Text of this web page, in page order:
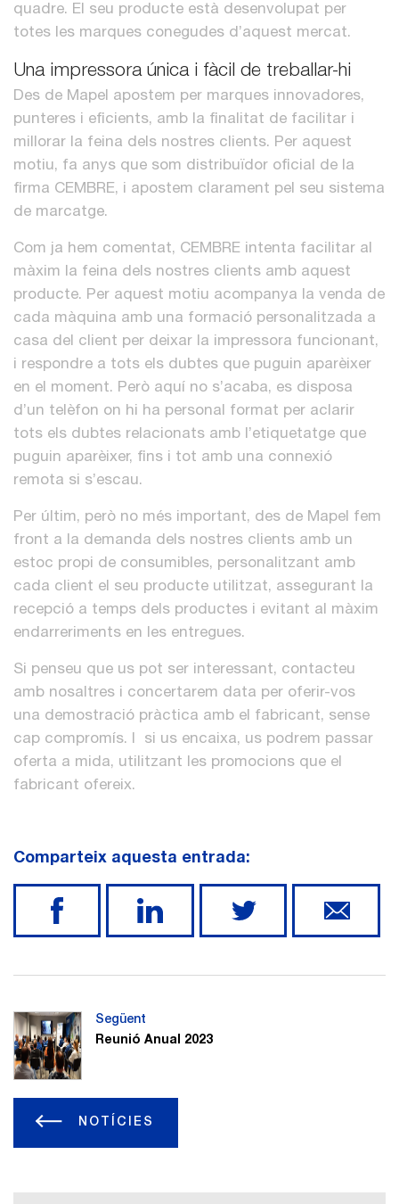
quadre. El seu producte està desenvolupat per
totes les marques conegudes d’aquest mercat.
Una impressora única i fàcil de treballar-hi
Des de Mapel apostem per marques innovadores,
punteres i eficients, amb la finalitat de facilitar i
millorar la feina dels nostres clients. Per aquest
motiu, fa anys que som distribuïdor oficial de la
firma CEMBRE, i apostem clarament pel seu sistema
de marcatge.
Com ja hem comentat, CEMBRE intenta facilitar al
màxim la feina dels nostres clients amb aquest
producte. Per aquest motiu acompanya la venda de
cada màquina amb una formació personalitzada a
casa del client per deixar la impressora funcionant,
i respondre a tots els dubtes que puguin aparèixer
en el moment. Però aquí no s’acaba, es disposa
d’un telèfon on hi ha personal format per aclarir
tots els dubtes relacionats amb l’etiquetatge que
puguin aparèixer, fins i tot amb una connexió
remota si s’escau.
Per últim, però no més important, des de Mapel fem
front a la demanda dels nostres clients amb un
estoc propi de consumibles, personalitzant amb
cada client el seu producte utilitzat, assegurant la
recepció a temps dels productes i evitant al màxim
endarreriments en les entregues.
Si penseu que us pot ser interessant, contacteu
amb nosaltres i concertarem data per oferir-vos
una demostració pràctica amb el fabricant, sense
cap compromís. I si us encaixa, us podrem passar
oferta a mida, utilitzant les promocions que el
fabricant ofereix.
Comparteix aquesta entrada:
Següent
Reunió Anual 2023
NOTÍCIES